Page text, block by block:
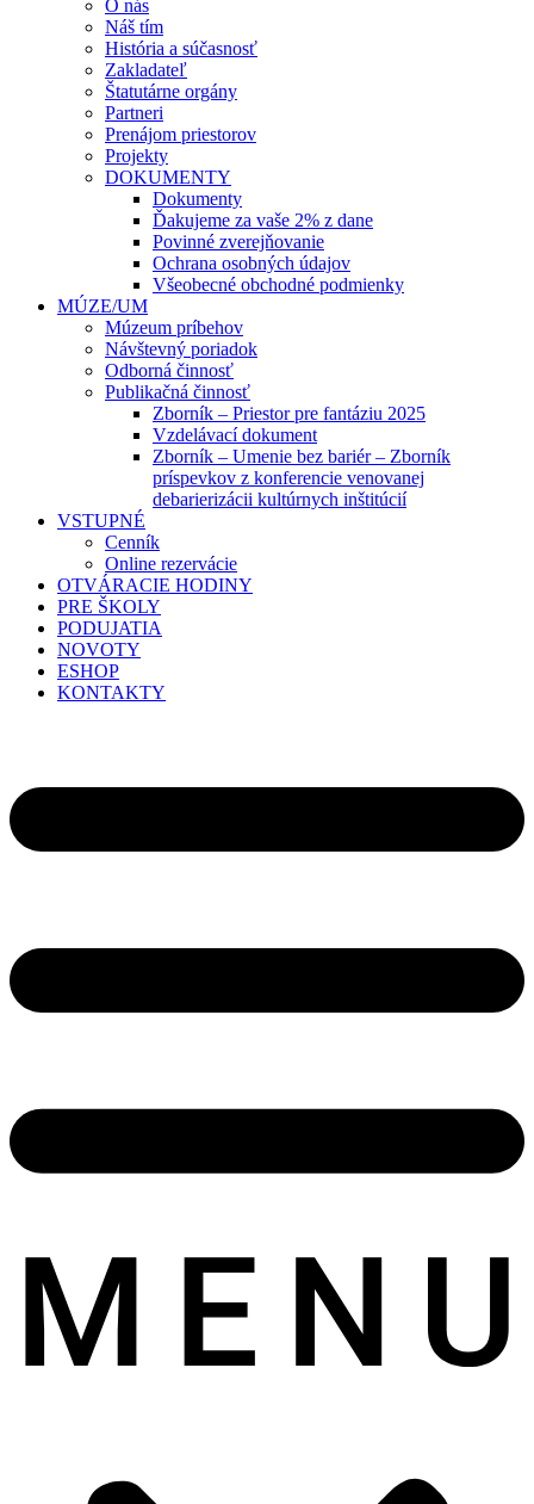
O nás
Náš tím
História a súčasnosť
Zakladateľ
Štatutárne orgány
Partneri
Prenájom priestorov
Projekty
DOKUMENTY
Dokumenty
Ďakujeme za vaše 2% z dane
Povinné zverejňovanie
Ochrana osobných údajov
Všeobecné obchodné podmienky
MÚZE/UM
Múzeum príbehov
Návštevný poriadok
Odborná činnosť
Publikačná činnosť
Zborník – Priestor pre fantáziu 2025
Vzdelávací dokument
Zborník – Umenie bez bariér – Zborník
príspevkov z konferencie venovanej
debarierizácii kultúrnych inštitúcií
VSTUPNÉ
Cenník
Online rezervácie
OTVÁRACIE HODINY
PRE ŠKOLY
PODUJATIA
NOVOTY
ESHOP
KONTAKTY